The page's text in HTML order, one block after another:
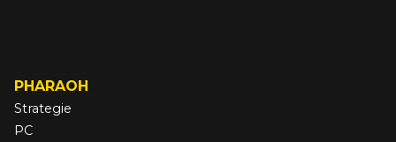
PHARAOH
Strategie
PC